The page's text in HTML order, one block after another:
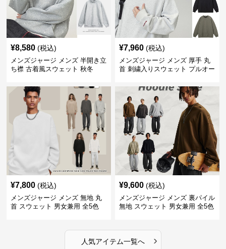
¥8,580 (税込)
メンズジャージ メンズ 半開き立
ち襟 古着風スウェット 秋冬
¥7,960 (税込)
メンズジャージ メンズ 厚手 丸
首 刺繍入りスウェット プルオー
¥7,800 (税込)
メンズジャージ メンズ 無地 丸
首 スウェット 男女兼用 全5色
¥9,600 (税込)
メンズジャージ メンズ 裏パイル
無地 スウェット 男女兼用 全5色
人気アイテム一覧へ ›